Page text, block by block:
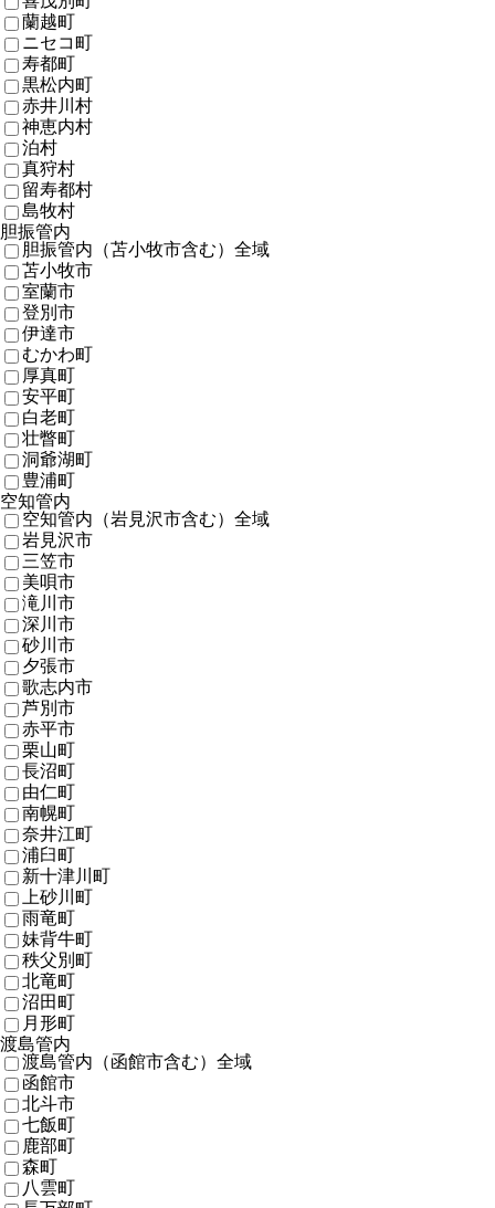
蘭越町
ニセコ町
寿都町
黒松内町
赤井川村
神恵内村
泊村
真狩村
留寿都村
島牧村
胆振管内
胆振管内（苫小牧市含む）全域
苫小牧市
室蘭市
登別市
伊達市
むかわ町
厚真町
安平町
白老町
壮瞥町
洞爺湖町
豊浦町
空知管内
空知管内（岩見沢市含む）全域
岩見沢市
三笠市
美唄市
滝川市
深川市
砂川市
夕張市
歌志内市
芦別市
赤平市
栗山町
長沼町
由仁町
南幌町
奈井江町
浦臼町
新十津川町
上砂川町
雨竜町
妹背牛町
秩父別町
北竜町
沼田町
月形町
渡島管内
渡島管内（函館市含む）全域
函館市
北斗市
七飯町
鹿部町
森町
八雲町